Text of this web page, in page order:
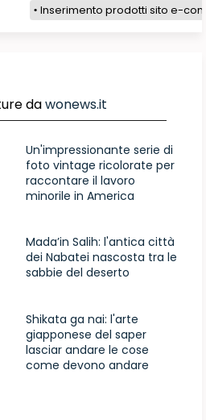
Inserimento prodotti sito e-
dawonews.it
Un'impressionante serie di
foto vintage ricolorate per
raccontare il lavoro
minorile in America
Mada’in Salih: l'antica città
dei Nabatei nascosta tra le
sabbie del deserto
Shikata ga nai: l'arte
giapponese del saper
lasciar andare le cose
come devono andare